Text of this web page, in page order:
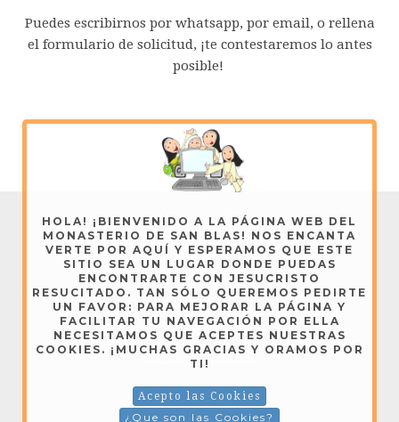
Puedes escribirnos por whatsapp, por email, o rellena
el formulario de solicitud, ¡te contestaremos lo antes
posible!
Editorial Vive de Cristo - Copyright © 2026
AVISO LEGAL
Dominicas de Lerma - Copyright © 2026
AVISO LEGAL
HOLA! ¡BIENVENIDO A LA PÁGINA WEB DEL
MONASTERIO DE SAN BLAS! NOS ENCANTA
VERTE POR AQUÍ Y ESPERAMOS QUE ESTE
SITIO SEA UN LUGAR DONDE PUEDAS
ENCONTRARTE CON JESUCRISTO
RESUCITADO. TAN SÓLO QUEREMOS PEDIRTE
UN FAVOR: PARA MEJORAR LA PÁGINA Y
FACILITAR TU NAVEGACIÓN POR ELLA
NECESITAMOS QUE ACEPTES NUESTRAS
COOKIES. ¡MUCHAS GRACIAS Y ORAMOS POR
TI!
Acepto las Cookies
¿Que son las Cookies?